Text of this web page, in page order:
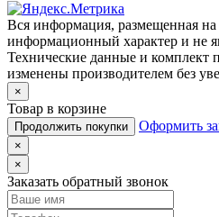
Вся информация, размещенная на
информационный характер и не
Технические данные и комплект
изменены производителем без
×
Товар в корзине
Продолжить покупки Оформить
×
×
Заказать обратный звонок